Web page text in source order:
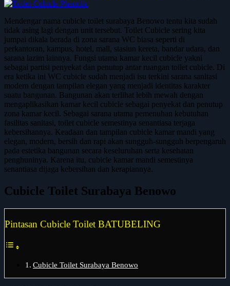
Mendengar nama cubicle toilet surabaya Benowo tentu kita sudah
tidak asing lagi dengan unit tersebut. Toilet Cubicle sering kita
jumpai dikala berada di zona sarana WC biasa seperti di
perkantoran, kampus, hotel, mall, stasiun kereta, bandar udara, dan
sarana lazim lainnya. Fungsi utama kamar kecil cubicle yakni
sebagai partisi penyekat dan penutup antar ruangan toilet cubicle. Di
era ketika ini WC cubicle sudah menjadi isu terkini sarana sanitasi
modern dengan tampilan elegan yang menjadi identitas karakter
suatu bangunan. Bangunan akan terlihat lebih mewah dengan
mengaplikasikan kamar kecil cubicle sebagai penyekat dan penutup
zona kamar kecil. Sebagai sarana utama pemenuhan kebutuhan
fasilitas sanitasi, toilet cubicle semestinya senantiasa terjaga
kebersihannya. Keadaan dan tampilan cubicle kamar mandi yang
elegan, modern, bersih dan rapi akan sungguh-sungguh berpengaruh
pada estetika bangunan secara keseluruhan serta kesehatan
penghuninya. Karena itu, cubicle kamar mandi semestinya
senantiasa dijaga kebersihan dan kerapiannya.
Cubicle Toilet Surabaya Benowo
Pintasan Cubicle Toilet BATUBELING
Cubicle Toilet Surabaya Benowo